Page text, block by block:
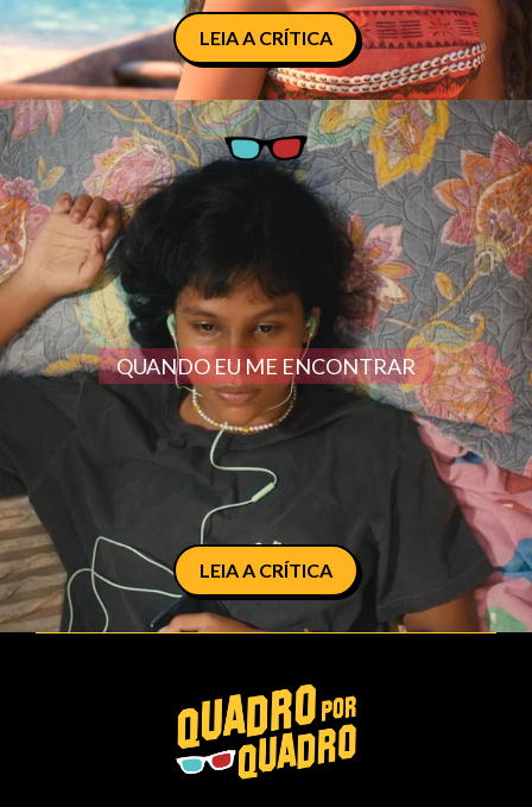
LEIA A CRÍTICA
QUANDO EU ME ENCONTRAR
LEIA A CRÍTICA